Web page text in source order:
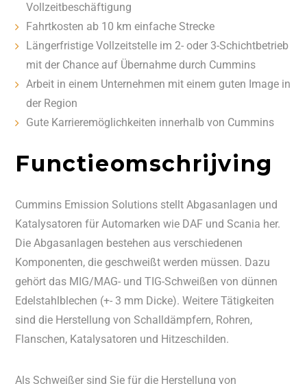
Vollzeitbeschäftigung
Fahrtkosten ab 10 km einfache Strecke
Längerfristige Vollzeitstelle im 2- oder 3-Schichtbetrieb
mit der Chance auf Übernahme durch Cummins
Arbeit in einem Unternehmen mit einem guten Image in
der Region
Gute Karrieremöglichkeiten innerhalb von Cummins
Functieomschrijving
Cummins Emission Solutions stellt Abgasanlagen und
Katalysatoren für Automarken wie DAF und Scania her.
Die Abgasanlagen bestehen aus verschiedenen
Komponenten, die geschweißt werden müssen. Dazu
gehört das MIG/MAG- und TIG-Schweißen von dünnen
Edelstahlblechen (+- 3 mm Dicke). Weitere Tätigkeiten
sind die Herstellung von Schalldämpfern, Rohren,
Flanschen, Katalysatoren und Hitzeschilden.
Als Schweißer sind Sie für die Herstellung von